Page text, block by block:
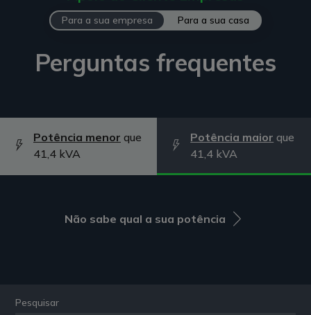
Para a sua empresa Para a sua casa
Perguntas frequentes
Potência menor que
41,4 kVA
Potência maior que
41,4 kVA
Não sabe qual a sua potência
Pesquisar